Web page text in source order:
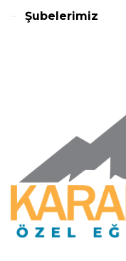
Şubelerimiz